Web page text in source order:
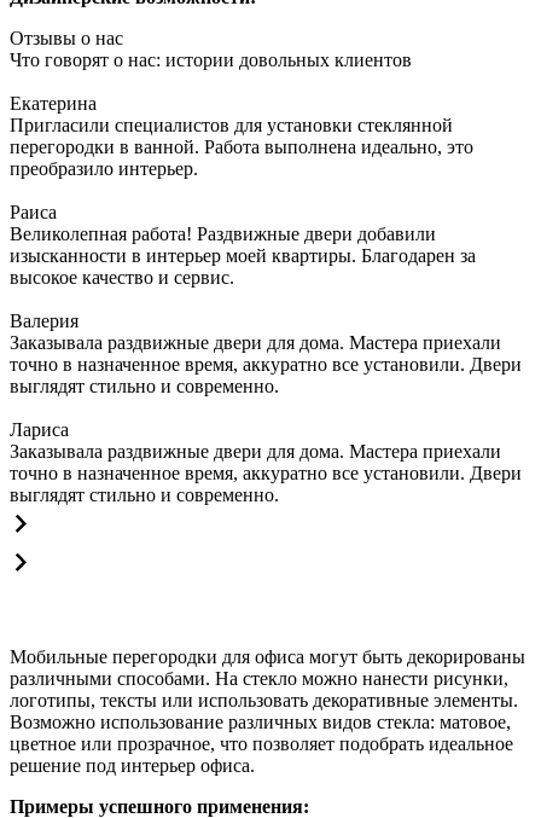
Отзывы о нас
Что говорят о нас: истории довольных клиентов
Екатерина
Пригласили специалистов для установки стеклянной
перегородки в ванной. Работа выполнена идеально, это
преобразило интерьер.
Раиса
Великолепная работа! Раздвижные двери добавили
изысканности в интерьер моей квартиры. Благодарен за
высокое качество и сервис.
Валерия
Заказывала раздвижные двери для дома. Мастера приехали
точно в назначенное время, аккуратно все установили. Двери
выглядят стильно и современно.
Лариса
Заказывала раздвижные двери для дома. Мастера приехали
точно в назначенное время, аккуратно все установили. Двери
выглядят стильно и современно.
Мобильные перегородки для офиса могут быть декорированы
различными способами. На стекло можно нанести рисунки,
логотипы, тексты или использовать декоративные элементы.
Возможно использование различных видов стекла: матовое,
цветное или прозрачное, что позволяет подобрать идеальное
решение под интерьер офиса.
Примеры успешного применения: